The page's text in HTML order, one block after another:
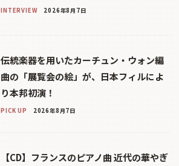
INTERVIEW 2026年8月7日
伝統楽器を用いたカーチュン・ウォン編
曲の「展覧会の絵」が、日本フィルによ
り本邦初演！
PICK UP 2026年8月7日
【CD】フランスのピアノ曲 近代の華やぎ